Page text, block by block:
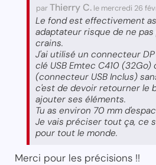
parThierry C. le mercredi 26
Le fond est effectivement
adaptateur risque de ne pas
crains.
J'ai utilisé un connecteur
clé USB Emtec C410 (32Go)
(connecteur USB Inclus)
c'est de devoir retourner le
ajouter ses éléments.
Tu as environ 70 mm
Je vais préciser tout ça, ce
pour tout le monde.
Merci pour les précisions !!